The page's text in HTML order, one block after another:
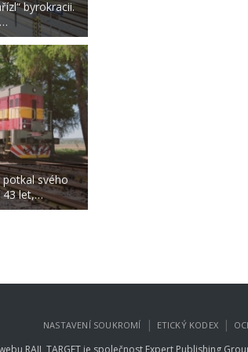
byrokracii.
potkal svého
43 let,…
NASTAVENÍ SOUKROMÍ | ETICKÝ KODEX |
RAIL TARGET je společnost Expert Publishing